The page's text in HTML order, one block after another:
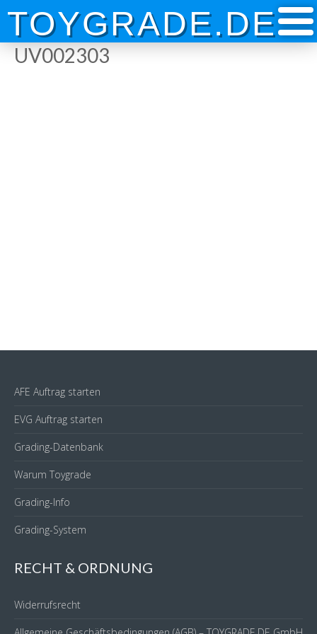
Skip
content
TOYGRADE.DE
UV002303
AFE Auftrag starten
EVG Auftrag starten
Grading-Datenbank
Warum Toygrade
Grading-Info
Grading-System
RECHT & ORDNUNG
Widerrufsrecht